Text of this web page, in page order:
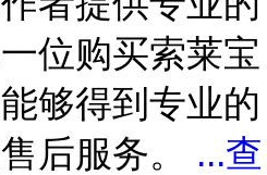
位购买索莱宝
够得到专业的
后服务。 ...查